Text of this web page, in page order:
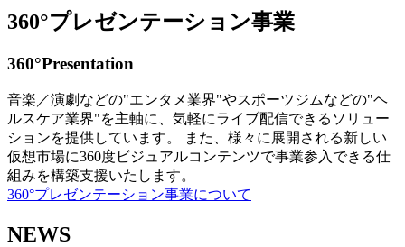
360°プレゼンテーション事業
360°Presentation
音楽／演劇などの"エンタメ業界"やスポーツジムなどの"ヘ
ルスケア業界"を主軸に、気軽にライブ配信できるソリュー
ションを提供しています。 また、様々に展開される新しい
仮想市場に360度ビジュアルコンテンツで事業参入できる仕
組みを構築支援いたします。
360°プレゼンテーション事業について
NEWS